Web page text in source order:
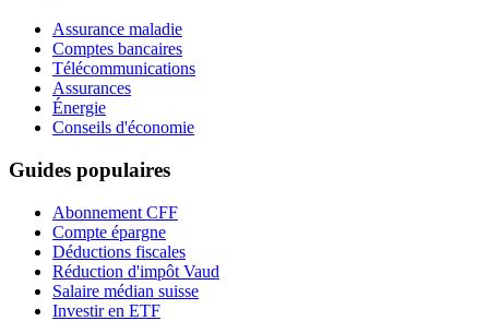
Assurance maladie
Comptes bancaires
Télécommunications
Assurances
Énergie
Conseils d'économie
Guides populaires
Abonnement CFF
Compte épargne
Déductions fiscales
Réduction d'impôt Vaud
Salaire médian suisse
Investir en ETF